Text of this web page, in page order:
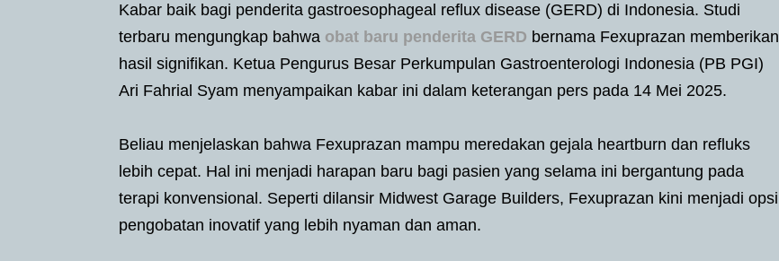
Kabar baik bagi penderita gastroesophageal reflux disease (GERD) di Indonesia. Studi
terbaru mengungkap bahwa obat baru penderita GERD bernama Fexuprazan memberikan
hasil signifikan. Ketua Pengurus Besar Perkumpulan Gastroenterologi Indonesia (PB PGI)
Ari Fahrial Syam menyampaikan kabar ini dalam keterangan pers pada 14 Mei 2025.
Beliau menjelaskan bahwa Fexuprazan mampu meredakan gejala heartburn dan refluks
lebih cepat. Hal ini menjadi harapan baru bagi pasien yang selama ini bergantung pada
terapi konvensional. Seperti dilansir Midwest Garage Builders, Fexuprazan kini menjadi opsi
pengobatan inovatif yang lebih nyaman dan aman.